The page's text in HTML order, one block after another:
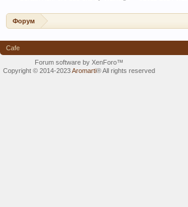
Форум
Cafe
Forum software by XenForo™
Copyright © 2014-2023Aromarti®All rights reserved